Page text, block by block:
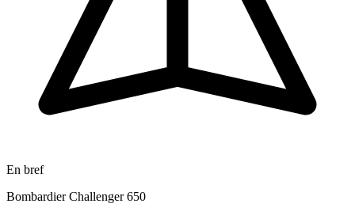
En bref
Bombardier Challenger 650